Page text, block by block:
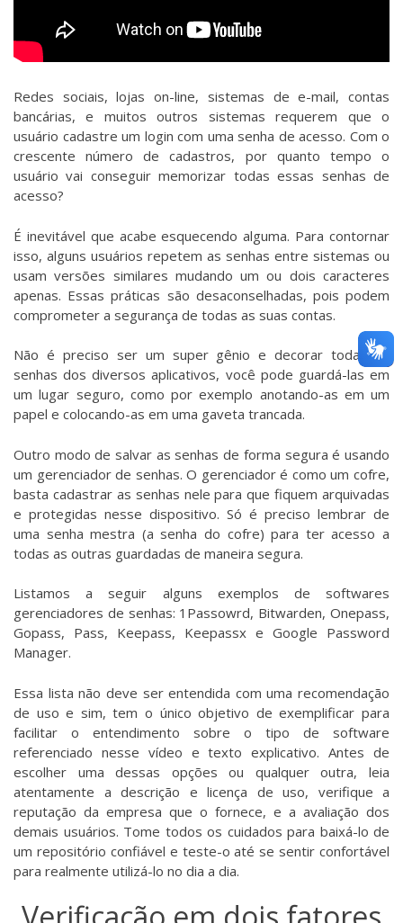
Redes sociais, lojas on-line, sistemas de e-mail, contas
bancárias, e muitos outros sistemas requerem que o
usuário cadastre um login com uma senha de acesso. Com o
crescente número de cadastros, por quanto tempo o
usuário vai conseguir memorizar todas essas senhas de
acesso?
É inevitável que acabe esquecendo alguma. Para contornar
isso, alguns usuários repetem as senhas entre sistemas ou
usam versões similares mudando um ou dois caracteres
apenas. Essas práticas são desaconselhadas, pois podem
comprometer a segurança de todas as suas contas.
Não é preciso ser um super gênio e decorar todas as
senhas dos diversos aplicativos, você pode guardá-las em
um lugar seguro, como por exemplo anotando-as em um
papel e colocando-as em uma gaveta trancada.
Outro modo de salvar as senhas de forma segura é usando
um gerenciador de senhas. O gerenciador é como um cofre,
basta cadastrar as senhas nele para que fiquem arquivadas
e protegidas nesse dispositivo. Só é preciso lembrar de
uma senha mestra (a senha do cofre) para ter acesso a
todas as outras guardadas de maneira segura.
Listamos a seguir alguns exemplos de softwares
gerenciadores de senhas: 1Passowrd, Bitwarden, Onepass,
Gopass, Pass, Keepass, Keepassx e Google Password
Manager.
Essa lista não deve ser entendida com uma recomendação
de uso e sim, tem o único objetivo de exemplificar para
facilitar o entendimento sobre o tipo de software
referenciado nesse vídeo e texto explicativo. Antes de
escolher uma dessas opções ou qualquer outra, leia
atentamente a descrição e licença de uso, verifique a
reputação da empresa que o fornece, e a avaliação dos
demais usuários. Tome todos os cuidados para baixá-lo de
um repositório confiável e teste-o até se sentir confortável
para realmente utilizá-lo no dia a dia.